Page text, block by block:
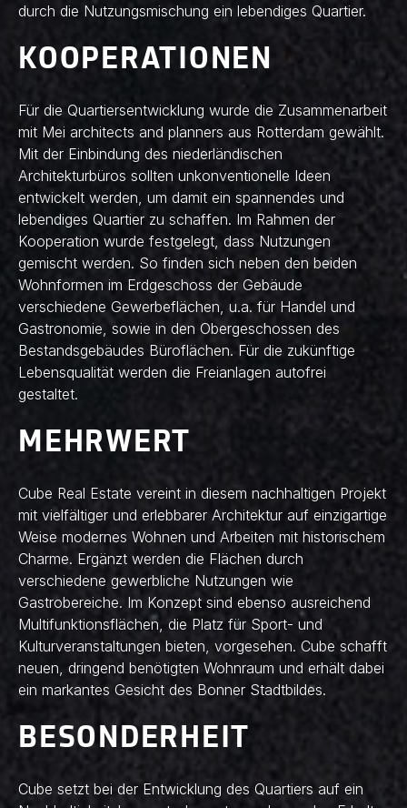
durch die Nutzungsmischung ein lebendiges Quartier.
KOOPERATIONEN
Für die Quartiersentwicklung wurde die Zusammenarbeit
mit Mei architects and planners aus Rotterdam gewählt.
Mit der Einbindung des niederländischen
Architekturbüros sollten unkonventionelle Ideen
entwickelt werden, um damit ein spannendes und
lebendiges Quartier zu schaffen. Im Rahmen der
Kooperation wurde festgelegt, dass Nutzungen
gemischt werden. So finden sich neben den beiden
Wohnformen im Erdgeschoss der Gebäude
verschiedene Gewerbeflächen, u.a. für Handel und
Gastronomie, sowie in den Obergeschossen des
Bestandsgebäudes Büroflächen. Für die zukünftige
Lebensqualität werden die Freianlagen autofrei
gestaltet.
MEHRWERT
Cube Real Estate vereint in diesem nachhaltigen Projekt
mit vielfältiger und erlebbarer Architektur auf einzigartige
Weise modernes Wohnen und Arbeiten mit historischem
Charme. Ergänzt werden die Flächen durch
verschiedene gewerbliche Nutzungen wie
Gastrobereiche. Im Konzept sind ebenso ausreichend
Multifunktionsflächen, die Platz für Sport- und
Kulturveranstaltungen bieten, vorgesehen. Cube schafft
neuen, dringend benötigten Wohnraum und erhält dabei
ein markantes Gesicht des Bonner Stadtbildes.
BESONDERHEIT
Cube setzt bei der Entwicklung des Quartiers auf ein